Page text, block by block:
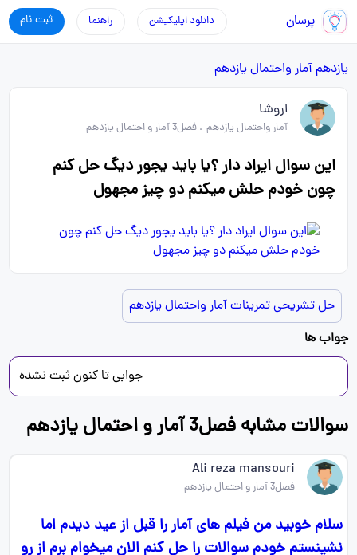
پرسان ثبت نام راهنما دانلود اپلیکیشن
یازدهمآمار واحتمال یازدهم
اروشا
آمار واحتمال یازدهم .فصل3 آمار و احتمال یازدهم
این سوال ایراد دار ؟یا باید یجور دیگ حل کنم
چون خودم حلش میکنم دو چیز مجهول
حل تشریحی تمرینات آمار واحتمال یازدهم
جواب ها
جوابی تا کنون ثبت نشده
سوالات مشابه فصل3 آمار و احتمال یازدهم
Ali reza mansouri
فصل3 آمار و احتمال یازدهم
سلام خوبید من فیلم های آمار را قبل از عید دیدم اما
نشینستم خودم سوالات را حل کنم الان میخوام برم از رو